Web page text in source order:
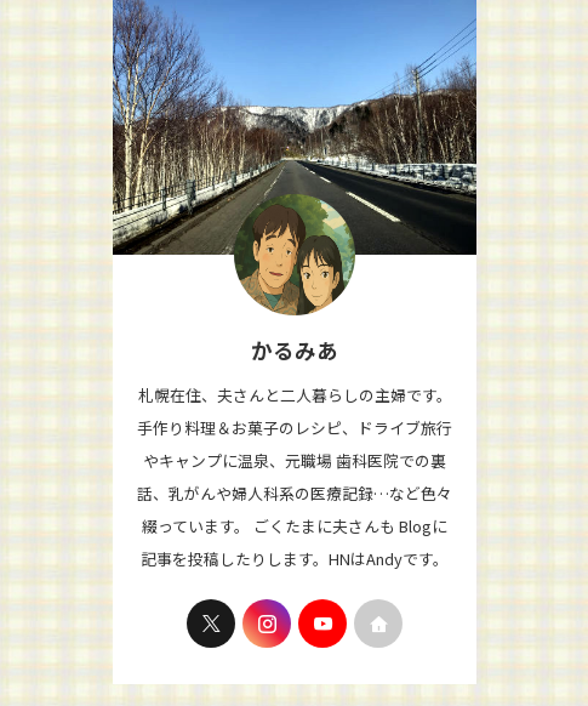
かるみあ
札幌在住、夫さんと二人暮らしの主婦です。
手作り料理＆お菓子のレシピ、ドライブ旅行
やキャンプに温泉、元職場 歯科医院での裏
話、乳がんや婦人科系の医療記録…など色々
綴っています。 ごくたまに夫さんも Blogに
記事を投稿したりします。HNはAndyです。